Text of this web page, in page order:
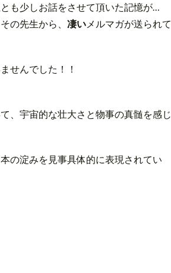
も少しお話をさせて頂いた記憶が…
の先生から、 凄い メルマガが送られて
せんでした！！
、宇宙的な壮大さと物事の真髄を感じ
の淀みを見事具体的に表現されてい